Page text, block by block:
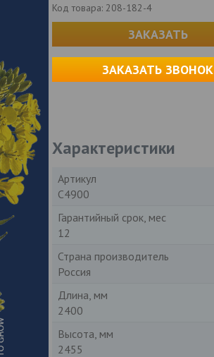
Код товара: 208-182-4
ЗАКАЗАТЬ
ЗАКАЗАТЬ ЗВОНОК
Характеристики
Артикул
С4900
Гарантийный срок, мес
12
Страна производитель
Россия
Длина, мм
2400
Высота, мм
2455